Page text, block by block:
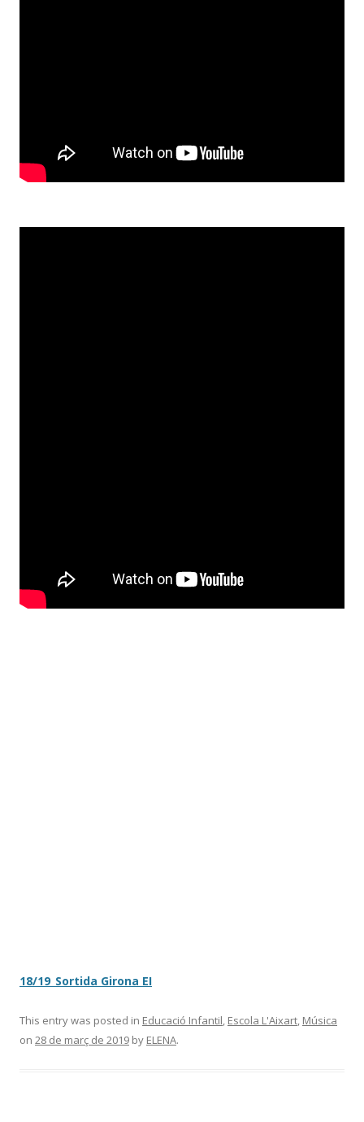
18/19_Sortida Girona EI
This entry was posted in Educació Infantil, Escola L'Aixart, Música
on 28 de març de 2019 by ELENA.